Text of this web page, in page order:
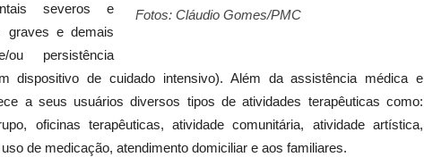
Fotos: Cláudio Gomes/PMC
severos e
graves e demais
persistência
dispositivo de cuidado intensivo). Além da assistência médica e
a seus usuários diversos tipos de atividades terapêuticas como:
oficinas terapêuticas, atividade comunitária, atividade artística,
de medicação, atendimento domiciliar e aos familiares.